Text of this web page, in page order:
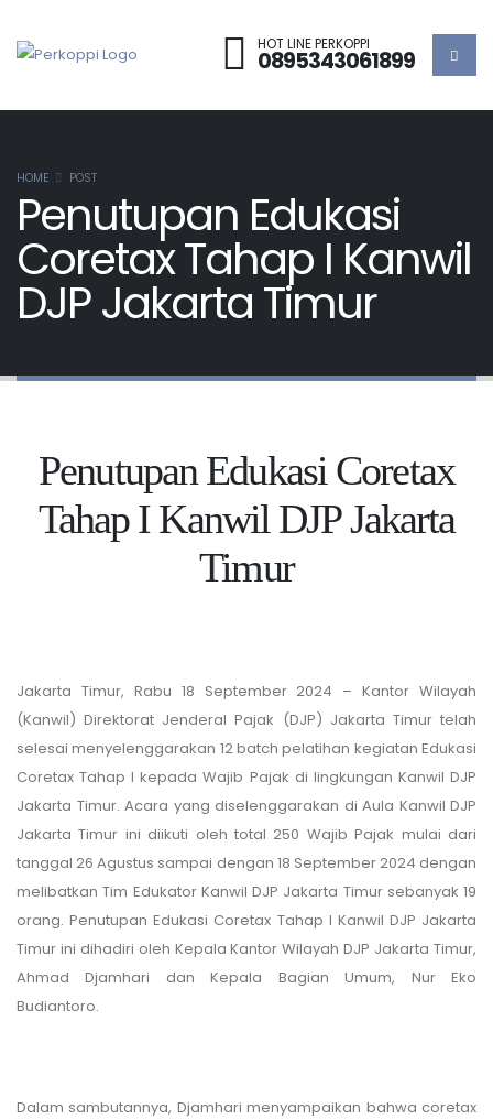
HOT LINE PERKOPPI
0895343061899
HOME POST
Penutupan Edukasi
Coretax Tahap I Kanwil
DJP Jakarta Timur
Penutupan Edukasi Coretax
Tahap I Kanwil DJP Jakarta
Timur
Jakarta Timur, Rabu 18 September 2024 – Kantor Wilayah
(Kanwil) Direktorat Jenderal Pajak (DJP) Jakarta Timur telah
selesai menyelenggarakan 12 batch pelatihan kegiatan Edukasi
Coretax Tahap I kepada Wajib Pajak di lingkungan Kanwil DJP
Jakarta Timur. Acara yang diselenggarakan di Aula Kanwil DJP
Jakarta Timur ini diikuti oleh total 250 Wajib Pajak mulai dari
tanggal 26 Agustus sampai dengan 18 September 2024 dengan
melibatkan Tim Edukator Kanwil DJP Jakarta Timur sebanyak 19
orang. Penutupan Edukasi Coretax Tahap I Kanwil DJP Jakarta
Timur ini dihadiri oleh Kepala Kantor Wilayah DJP Jakarta Timur,
Ahmad Djamhari dan Kepala Bagian Umum, Nur Eko
Budiantoro.
Dalam sambutannya, Djamhari menyampaikan bahwa coretax